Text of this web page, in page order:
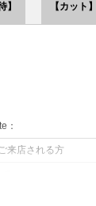
】 【カット】
：
来店される方